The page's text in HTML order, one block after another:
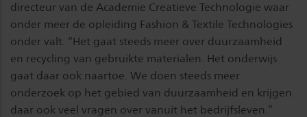
directeur van de Academie Creatieve Technologie waar
onder meer de opleiding Fashion & Textile Technologies
onder valt. “Het gaat steeds meer over duurzaamheid
en recycling van gebruikte materialen. Het onderwijs
gaat daar ook naartoe. We doen steeds meer
onderzoek op het gebied van duurzaamheid en krijgen
daar ook veel vragen over vanuit het bedrijfsleven.”